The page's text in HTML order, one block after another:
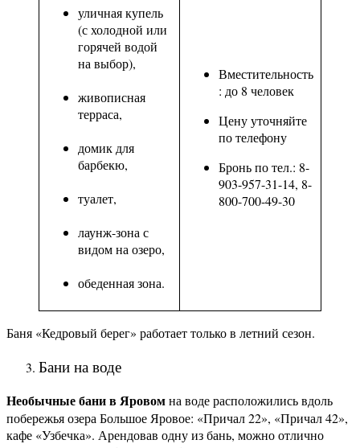
уличная купель
(с холодной или
горячей водой
на выбор),
живописная
терраса,
домик для
барбекю,
туалет,
лаунж-зона с
видом на озеро,
обеденная зона.
Вместительность
: до 8 человек
Цену уточняйте
по телефону
Бронь по тел.: 8-
903-957-31-14, 8-
800-700-49-30
Баня «Кедровый берег» работает только в летний сезон.
Бани на воде
Необычные бани в Яровомна воде расположились вдоль
побережья озера Большое Яровое: «Причал 22», «Причал 42»,
кафе «Узбечка». Арендовав одну из бань, можно отлично